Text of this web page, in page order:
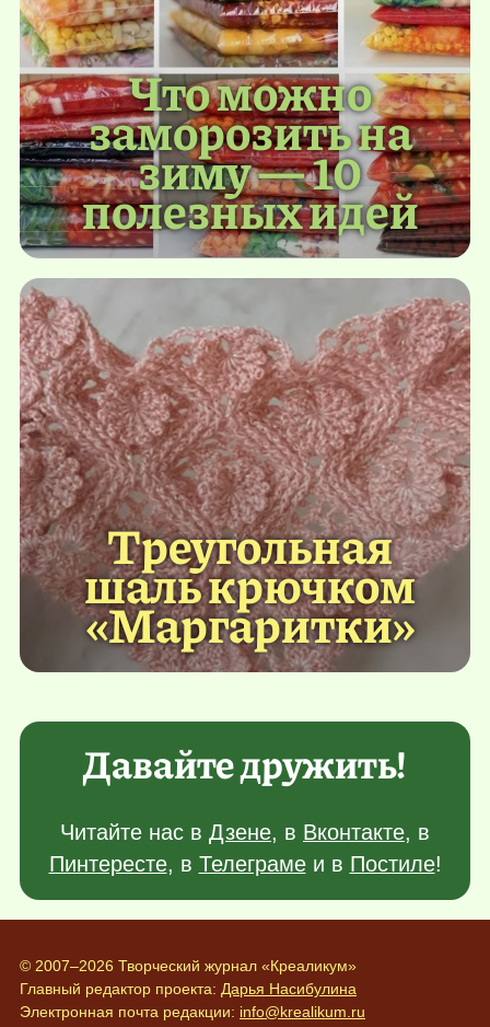
Что можно
заморозить на
зиму — 10
полезных идей
Треугольная
шаль крючком
«Маргаритки»
Давайте дружить!
Читайте нас в Дзене, в Вконтакте, в
Пинтересте, в Телеграмеи в Постиле!
© 2007–2026 Творческий журнал «Креаликум»
Главный редактор проекта: Дарья Насибулина
Электронная почта редакции: info@krealikum.ru